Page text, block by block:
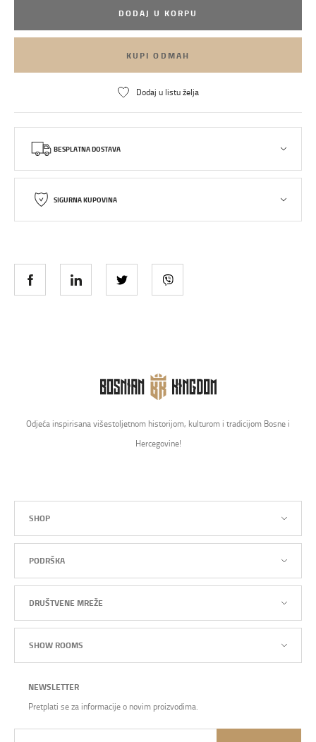
DODAJ U KORPU
KUPI ODMAH
Dodaj u listu želja
BESPLATNA DOSTAVA
SIGURNA KUPOVINA
Odjeća inspirisana višestoljetnom historijom, kulturom i tradicijom Bosne i
Hercegovine!
SHOP
PODRŠKA
DRUŠTVENE MREŽE
SHOW ROOMS
NEWSLETTER
Pretplati se za informacije o novim proizvodima.